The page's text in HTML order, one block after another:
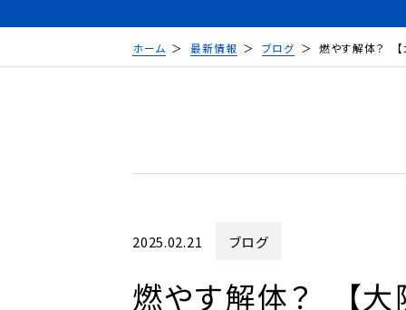
ホーム 最新情報 ブログ 燃やす解体？
2025.02.21 ブログ
燃やす解体？ 【